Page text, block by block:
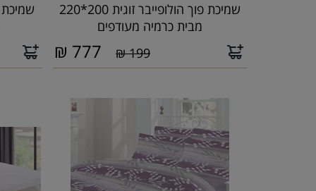
שמיכת פוך הולופייבר זוגית 200*220
מבית כרמיה מעודפים
199 ₪
777
₪